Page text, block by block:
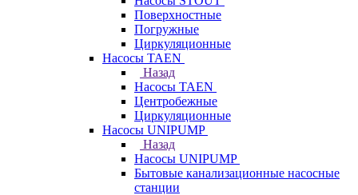
Поверхностные
Погружные
Циркуляционные
Насосы TAEN
Назад
Насосы TAEN
Центробежные
Циркуляционные
Насосы UNIPUMP
Назад
Насосы UNIPUMP
Бытовые канализационные насосные
станции